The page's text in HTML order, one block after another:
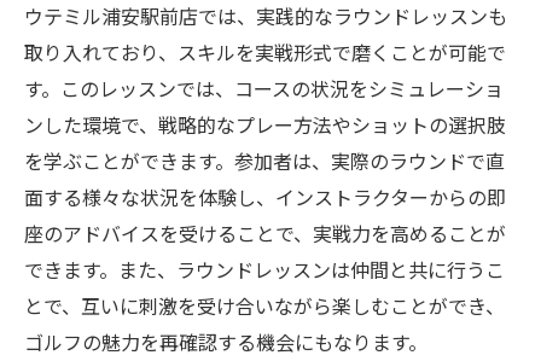
ウテミル浦安駅前店では、実践的なラウンドレッスンも
取り入れており、スキルを実戦形式で磨くことが可能で
す。このレッスンでは、コースの状況をシミュレーショ
ンした環境で、戦略的なプレー方法やショットの選択肢
を学ぶことができます。参加者は、実際のラウンドで直
面する様々な状況を体験し、インストラクターからの即
座のアドバイスを受けることで、実戦力を高めることが
できます。また、ラウンドレッスンは仲間と共に行うこ
とで、互いに刺激を受け合いながら楽しむことができ、
ゴルフの魅力を再確認する機会にもなります。